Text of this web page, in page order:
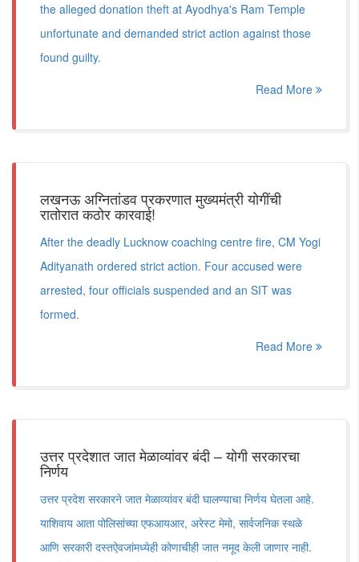
the alleged donation theft at Ayodhya's Ram Temple
unfortunate and demanded strict action against those
found guilty.
Read More
लखनऊ अग्नितांडव प्रकरणात मुख्यमंत्री योगींची
रातोरात कठोर कारवाई!
After the deadly Lucknow coaching centre fire, CM Yogi
Adityanath ordered strict action. Four accused were
arrested, four officials suspended and an SIT was
formed.
Read More
उत्तर प्रदेशात जात मेळाव्यांवर बंदी – योगी सरकारचा
निर्णय
उत्तर प्रदेश सरकारने जात मेळाव्यांवर बंदी घालण्याचा निर्णय घेतला आहे.
याशिवाय आता पोलिसांच्या एफआयआर, अरेस्ट मेमो, सार्वजनिक स्थळे
आणि सरकारी दस्तऐवजांमध्येही कोणाचीही जात नमूद केली जाणार नाही.